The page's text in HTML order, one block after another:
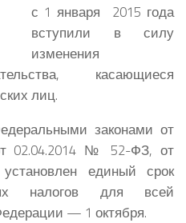
с 1 января 2015 года
вступили в силу
изменения
касающиеся
лиц.
законами от
02.04.2014 № 52-ФЗ, от
единый срок
налогов для всей
— 1 октября.